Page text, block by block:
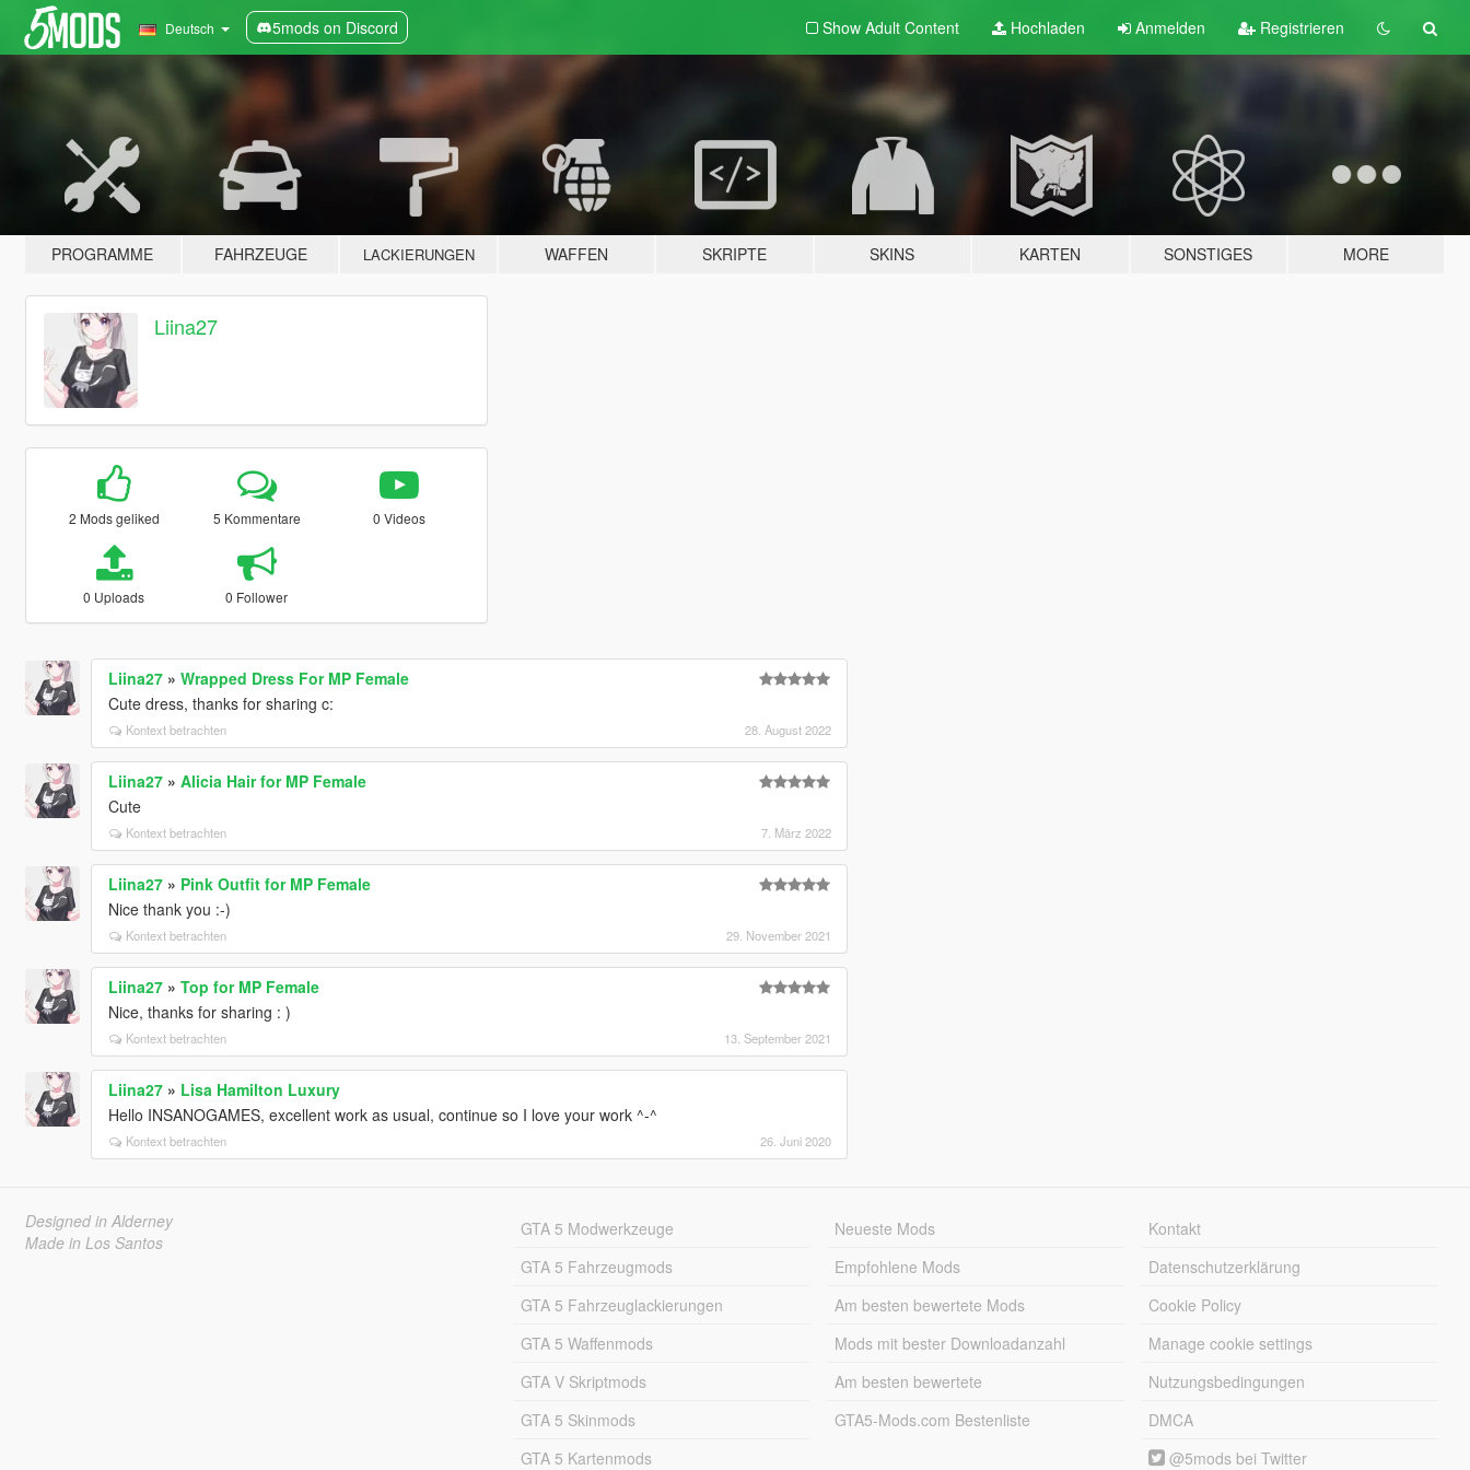
Deutsch 5mods on Discord Show Adult Content Hochladen Anmelden Registrieren
PROGRAMME FAHRZEUGE LACKIERUNGEN WAFFEN SKRIPTE SKINS KARTEN SONSTIGES MORE
Liina27
2 Mods geliked 5 Kommentare 0 Videos
0 Uploads 0 Follower
Liina27» Wrapped Dress For MP Female
Cute dress, thanks for sharing c:
Kontext betrachten 28. August 2022
Liina27» Alicia Hair for MP Female
Cute
Kontext betrachten 7. März 2022
Liina27» Pink Outfit for MP Female
Nice thank you :-)
Kontext betrachten 29. November 2021
Liina27» Top for MP Female
Nice, thanks for sharing : )
Kontext betrachten 13. September 2021
Liina27» Lisa Hamilton Luxury
Hello INSANOGAMES, excellent work as usual, continue so I love your work ^-^
Kontext betrachten 26. Juni 2020
Designed in Alderney
Made in Los Santos
GTA 5 Modwerkzeuge
GTA 5 Fahrzeugmods
GTA 5 Fahrzeuglackierungen
GTA 5 Waffenmods
GTA V Skriptmods
GTA 5 Skinmods
GTA 5 Kartenmods
Neueste Mods
Empfohlene Mods
Am besten bewertete Mods
Mods mit bester Downloadanzahl
Am besten bewertete
GTA5-Mods.com Bestenliste
Kontakt
Datenschutzerklärung
Cookie Policy
Manage cookie settings
Nutzungsbedingungen
DMCA
@5mods bei Twitter